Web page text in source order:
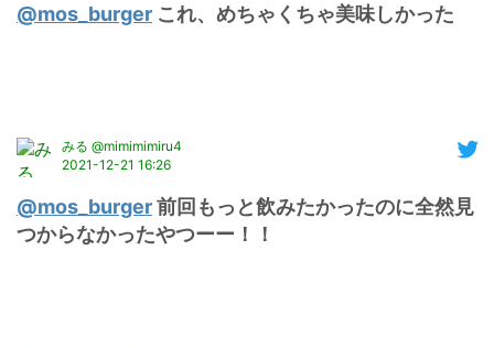
@mos_burger これ、めちゃくちゃ美味しかった
みる @mimimimiru4
2021-12-21 16:26
@mos_burger 前回もっと飲みたかったのに全然見
つからなかったやつーー！！